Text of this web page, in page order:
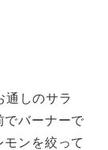
通しのサラ
でバーナーで
ンを絞って